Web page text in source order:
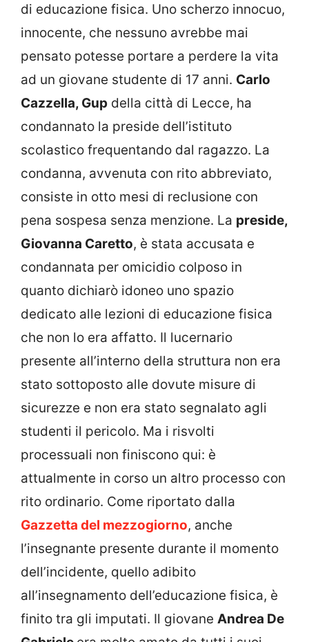
di educazione fisica. Uno scherzo innocuo,
innocente, che nessuno avrebbe mai
pensato potesse portare a perdere la vita
ad un giovane studente di 17 anni. Carlo
Cazzella, Gup della città di Lecce, ha
condannato la preside dell’istituto
scolastico frequentando dal ragazzo. La
condanna, avvenuta con rito abbreviato,
consiste in otto mesi di reclusione con
pena sospesa senza menzione. La preside,
Giovanna Caretto, è stata accusata e
condannata per omicidio colposo in
quanto dichiarò idoneo uno spazio
dedicato alle lezioni di educazione fisica
che non lo era affatto. Il lucernario
presente all’interno della struttura non era
stato sottoposto alle dovute misure di
sicurezze e non era stato segnalato agli
studenti il pericolo. Ma i risvolti
processuali non finiscono qui: è
attualmente in corso un altro processo con
rito ordinario. Come riportato dalla
Gazzetta del mezzogiorno, anche
l’insegnante presente durante il momento
dell’incidente, quello adibito
all’insegnamento dell’educazione fisica, è
finito tra gli imputati. Il giovane Andrea De